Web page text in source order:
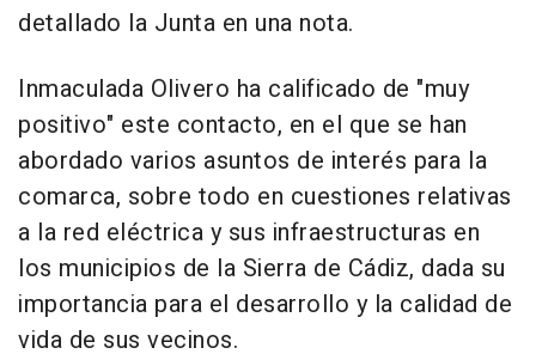
detallado la Junta en una nota.
Inmaculada Olivero ha calificado de "muy
positivo" este contacto, en el que se han
abordado varios asuntos de interés para la
comarca, sobre todo en cuestiones relativas
a la red eléctrica y sus infraestructuras en
los municipios de la Sierra de Cádiz, dada su
importancia para el desarrollo y la calidad de
vida de sus vecinos.